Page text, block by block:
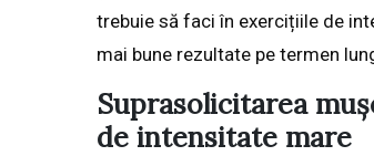
trebuie să faci în exercițiile de
mai bune rezultate pe termen
Suprasolicitarea
de intensitate mare